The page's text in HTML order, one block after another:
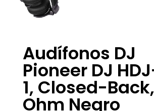
Audífonos DJ
Pioneer DJ
1, Closed-
Ohm Negro